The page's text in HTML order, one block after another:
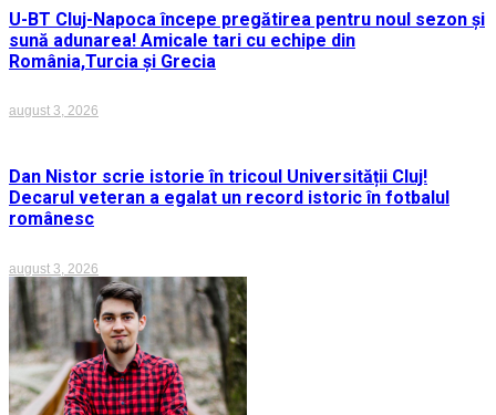
U-BT Cluj-Napoca începe pregătirea pentru noul sezon și
sună adunarea! Amicale tari cu echipe din
România,Turcia și Grecia
august 3, 2026
Dan Nistor scrie istorie în tricoul Universității Cluj!
Decarul veteran a egalat un record istoric în fotbalul
românesc
august 3, 2026